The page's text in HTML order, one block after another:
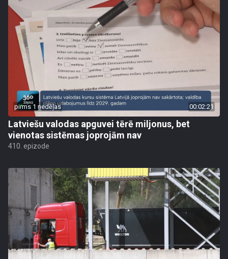
pirms 1 nedēļas 00:02:21
Latviešu valodas apguvei tērē miljonus, bet
vienotas sistēmas joprojām nav
410. epizode